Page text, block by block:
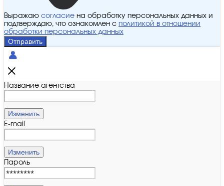
Выражаю согласие на обработку персональных данных и
подтверждаю, что ознакомлен с политикой в отношении
обработки персональных данных
Отправить
Название агентства
Изменить
E-mail
Изменить
Пароль